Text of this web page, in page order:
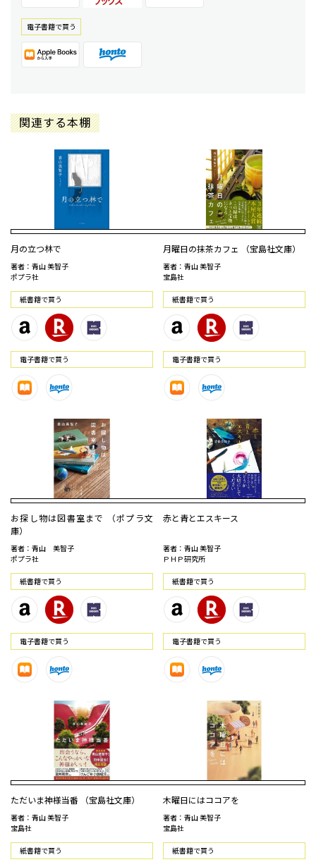
電⼦書籍で買う
関連する本棚
月の立つ林で
著者：青山 美智子
ポプラ社
紙書籍で買う
電⼦書籍で買う
月曜日の抹茶カフェ （宝島社文庫）
著者：青山 美智子
宝島社
紙書籍で買う
電⼦書籍で買う
お探し物は図書室まで （ポプラ文
庫）
著者：青山 美智子
ポプラ社
紙書籍で買う
電⼦書籍で買う
赤と青とエスキース
著者：青山 美智子
ＰＨＰ研究所
紙書籍で買う
電⼦書籍で買う
ただいま神様当番 （宝島社文庫）
著者：青山 美智子
宝島社
紙書籍で買う
木曜日にはココアを
著者：青山 美智子
宝島社
紙書籍で買う